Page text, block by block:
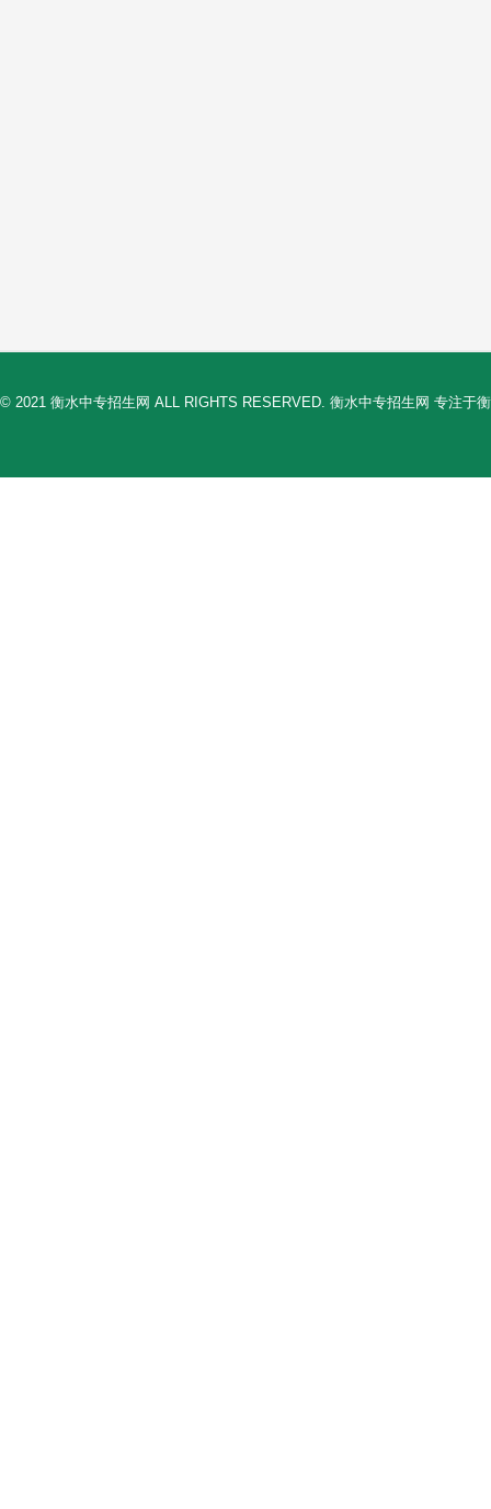
© 2021 衡水中专招生网 ALL RIGHTS RESERVED. 衡水中专招生网 专注于